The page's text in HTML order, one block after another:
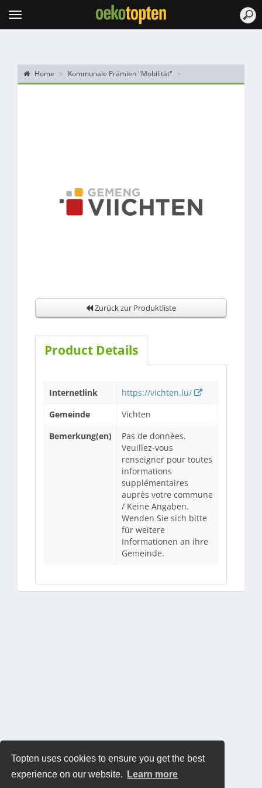
Topten uses cookies to ensure you get the best
experience on our website.
Learn more
Topten
Menu
Home Kommunale Prämien "Mobilität"
Zurück zur Produktliste
Product Details
Internetlink
https://vichten.lu/
Gemeinde
Vichten
Bemerkung(en)
Pas de données.
Veuillez-vous
renseigner pour toutes
informations
supplémentaires
auprès votre commune
/ Keine Angaben.
Wenden Sie sich bitte
für weitere
Informationen an ihre
Gemeinde.